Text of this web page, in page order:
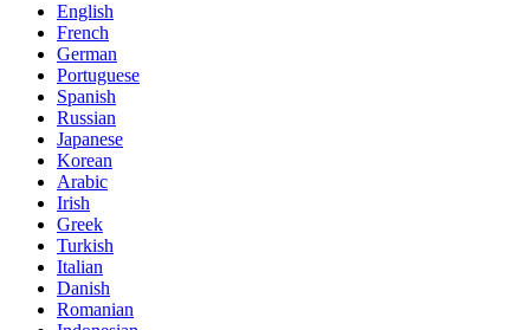
English
French
German
Portuguese
Spanish
Russian
Japanese
Korean
Arabic
Irish
Greek
Turkish
Italian
Danish
Romanian